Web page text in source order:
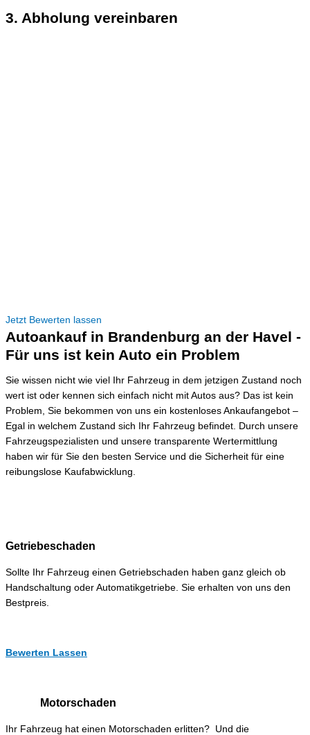
3. Abholung vereinbaren
Jetzt Bewerten lassen
Autoankauf in Brandenburg an der Havel -
Für uns ist kein Auto ein Problem
Sie wissen nicht wie viel Ihr Fahrzeug in dem jetzigen Zustand noch
wert ist oder kennen sich einfach nicht mit Autos aus? Das ist kein
Problem, Sie bekommen von uns ein kostenloses Ankaufangebot –
Egal in welchem Zustand sich Ihr Fahrzeug befindet. Durch unsere
Fahrzeugspezialisten und unsere transparente Wertermittlung
haben wir für Sie den besten Service und die Sicherheit für eine
reibungslose Kaufabwicklung.
Getriebeschaden
Sollte Ihr Fahrzeug einen Getriebschaden haben ganz gleich ob
Handschaltung oder Automatikgetriebe. Sie erhalten von uns den
Bestpreis.
Bewerten Lassen
Motorschaden
Ihr Fahrzeug hat einen Motorschaden erlitten? Und die